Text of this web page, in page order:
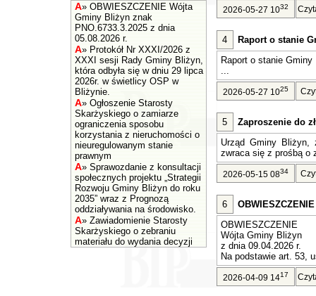
A» OBWIESZCZENIE Wójta
Gminy Bliżyn znak
PNO.6733.3.2025 z dnia
05.08.2026 r.
A» Protokół Nr XXXI/2026 z
XXXI sesji Rady Gminy Bliżyn,
która odbyła się w dniu 29 lipca
2026r. w świetlicy OSP w
Bliżynie.
A» Ogłoszenie Starosty
Skarżyskiego o zamiarze
ograniczenia sposobu
korzystania z nieruchomości o
nieuregulowanym stanie
prawnym
A» Sprawozdanie z konsultacji
społecznych projektu „Strategii
Rozwoju Gminy Bliżyn do roku
2035” wraz z Prognozą
oddziaływania na środowisko.
A» Zawiadomienie Starosty
Skarżyskiego o zebraniu
materiału do wydania decyzji
2026-05-27 1032
4
Raport o stanie
Raport o stanie
...
2026-05-27 1025
5
Zaproszenie do
Urząd Gminy
zwraca się z prośbą o
2026-05-15 0834
6
OBWIESZCZENIE
Wójta Gminy Bliżyn
z dnia 09.04.2026 r.
Na podstawie art. 53,
2026-04-09 1417